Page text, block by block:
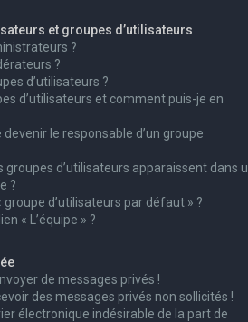
et groupes d’utilisateurs
?
?
d’utilisateurs ?
d’utilisateurs et comment puis-je en
le responsable d’un groupe
groupes d’utilisateurs apparaissent dans
?
groupe d’utilisateurs par défaut » ?
« L’équipe » ?
de messages privés !
des messages privés non sollicités !
électronique indésirable de la part de